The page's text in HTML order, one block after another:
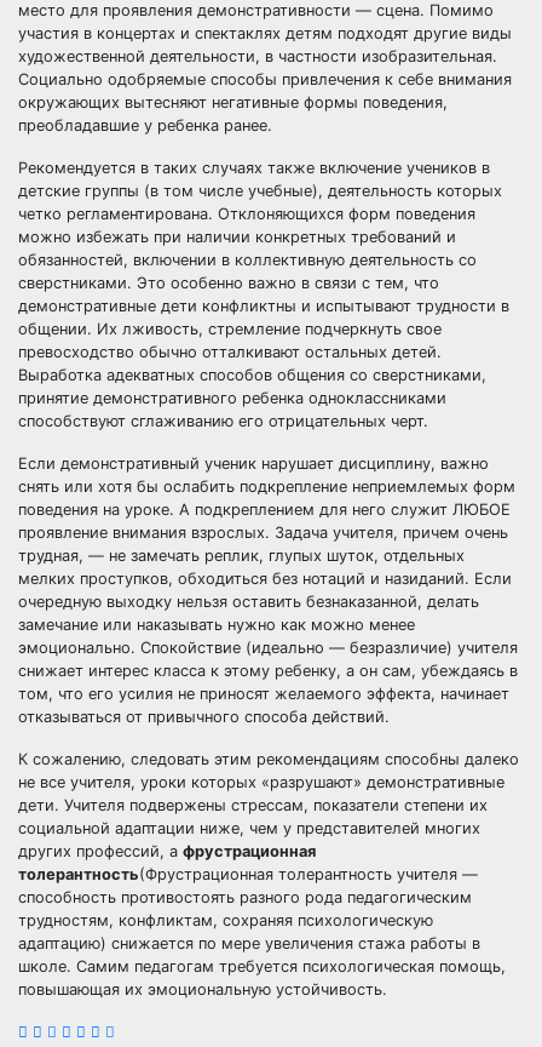
место для проявления демонстративности — сцена. Помимо
участия в концертах и спектаклях детям подходят другие виды
художественной деятельности, в частности изобразительная.
Социально одобряемые способы привлечения к себе внимания
окружающих вытесняют негативные формы поведения,
преобладавшие у ребенка ранее.
Рекомендуется в таких случаях также включение учеников в
детские группы (в том числе учебные), деятельность которых
четко регламентирована. Отклоняющихся форм поведения
можно избежать при наличии конкретных требований и
обязанностей, включении в коллективную деятельность со
сверстниками. Это особенно важно в связи с тем, что
демонстративные дети конфликтны и испытывают трудности в
общении. Их лживость, стремление подчеркнуть свое
превосходство обычно отталкивают остальных детей.
Выработка адекватных способов общения со сверстниками,
принятие демонстративного ребенка одноклассниками
способствуют сглаживанию его отрицательных черт.
Если демонстративный ученик нарушает дисциплину, важно
снять или хотя бы ослабить подкрепление неприемлемых форм
поведения на уроке. А подкреплением для него служит ЛЮБОЕ
проявление внимания взрослых. Задача учителя, причем очень
трудная, — не замечать реплик, глупых шуток, отдельных
мелких проступков, обходиться без нотаций и назиданий. Если
очередную выходку нельзя оставить безнаказанной, делать
замечание или наказывать нужно как можно менее
эмоционально. Спокойствие (идеально — безразличие) учителя
снижает интерес класса к этому ребенку, а он сам, убеждаясь в
том, что его усилия не приносят желаемого эффекта, начинает
отказываться от привычного способа действий.
К сожалению, следовать этим рекомендациям способны далеко
не все учителя, уроки которых «разрушают» демонстративные
дети. Учителя подвержены стрессам, показатели степени их
социальной адаптации ниже, чем у представителей многих
других профессий, а фрустрационная
толерантность(Фрустрационная толерантность учителя —
способность противостоять разного рода педагогическим
трудностям, конфликтам, сохраняя психологическую
адаптацию) снижается по мере увеличения стажа работы в
школе. Самим педагогам требуется психологическая помощь,
повышающая их эмоциональную устойчивость.